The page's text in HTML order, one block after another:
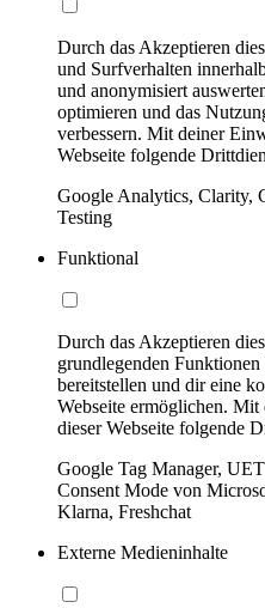
Durch das Akzeptieren
und Surfverhalten
und anonymisiert
optimieren und das
verbessern. Mit deiner
Webseite folgende
Google Analytics, Clarity,
Testing
Funktional
Durch das Akzeptieren
grundlegenden Funktionen
bereitstellen und dir eine
Webseite ermöglichen.
dieser Webseite folgende
Google Tag Manager,
Consent Mode von
Klarna, Freshchat
Externe Medieninhalte